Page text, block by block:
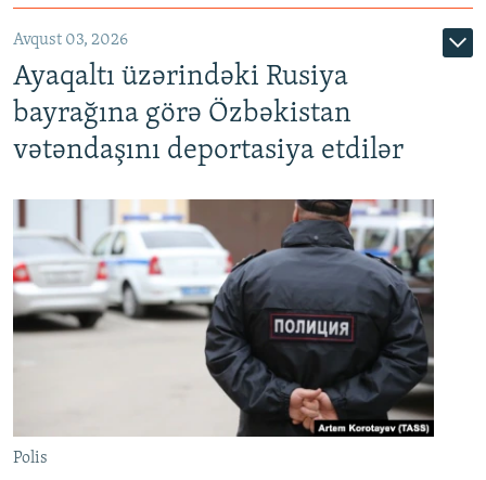
Avqust 03, 2026
Ayaqaltı üzərindəki Rusiya
bayrağına görə Özbəkistan
vətəndaşını deportasiya etdilər
Polis